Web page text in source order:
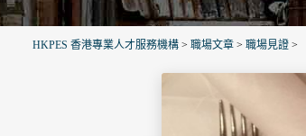
HKPES 香港專業人才服務機構 > 職場文章 > 職場見證 >